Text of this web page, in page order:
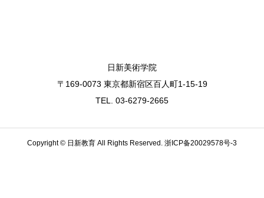
日新美術学院
〒169-0073 東京都新宿区百人町1-15-19
TEL. 03-6279-2665
Copyright © 日新教育 All Rights Reserved. 浙ICP备20029578号-3